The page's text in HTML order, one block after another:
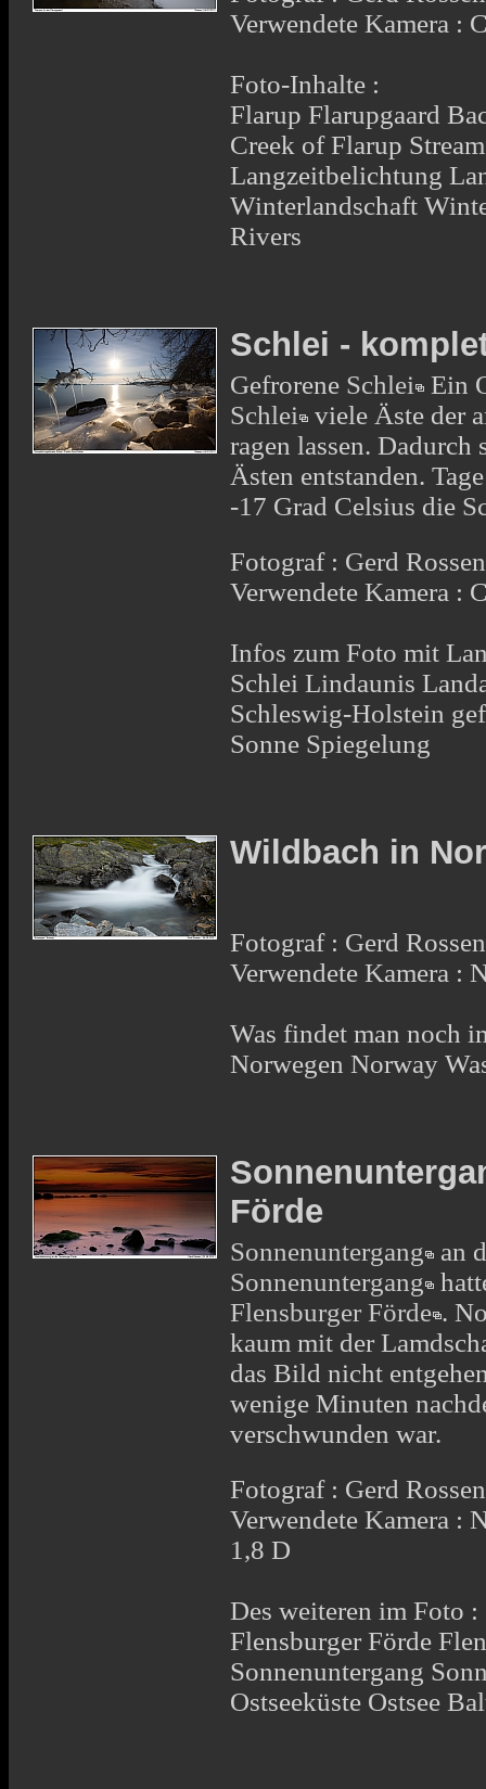
Verwendete Kamera :
Foto-Inhalte :
Flarup Flarupgaard
Creek of Flarup
Langzeitbelichtung
Winterlandschaft
Rivers
Schlei -
Gefrorene Schlei
Ein
Schlei
viele Äste der
ragen lassen.
Ästen entstanden.
-17 Grad Celsius die
Fotograf : Gerd Rossen
Verwendete Kamera :
Infos zum Foto mit
Schlei Lindaunis
Schleswig-Holstein
Sonne Spiegelung
Wildbach in
Fotograf : Gerd Rossen
Verwendete Kamera :
Was findet man noch
Norwegen Norway
Förde
Sonnenuntergang
an
Sonnenuntergang
Flensburger Förde .
kaum mit der
das Bild nicht
wenige Minuten
verschwunden war.
Fotograf : Gerd Rossen
Verwendete Kamera
1,8 D
Des weiteren im Foto :
Flensburger Förde
Sonnenuntergang
Ostseeküste Ostsee